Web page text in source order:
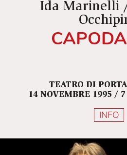
Ida Marinelli
TEATRO DI
14 NOVEMBRE 1995 /
INFO